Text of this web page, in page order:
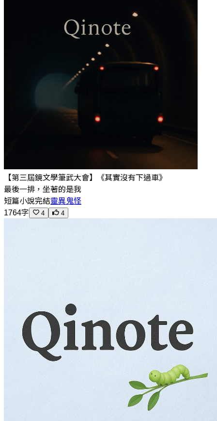
【第三屆鏡文學筆武大會】《其實沒有下過車》
最後一排，坐著的是我
短篇小說完結靈異鬼怪
1764字
4 4